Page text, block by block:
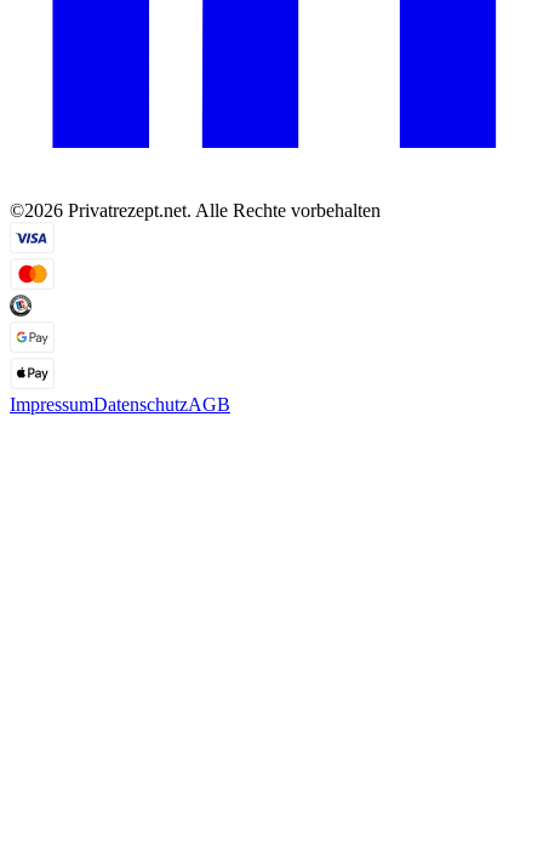
©2026 Privatrezept.net. Alle Rechte vorbehalten
ImpressumDatenschutzAGB